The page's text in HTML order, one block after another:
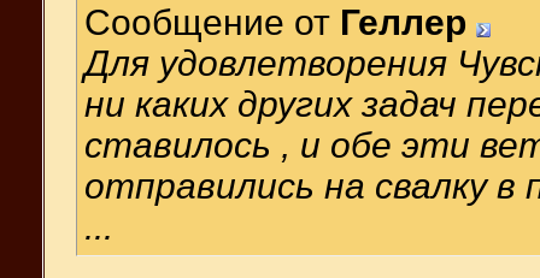
Сообщение от Геллер
Для удовлетворения
ни каких других задач
ставилось , и обе эти
отправились на свалку
...